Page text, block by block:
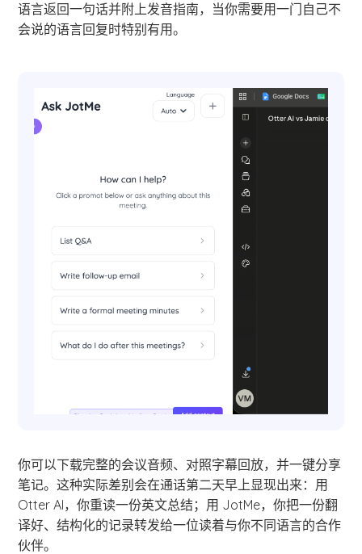
语言返回一句话并附上发音指南，当你需要用一门自己不
会说的语言回复时特别有用。
你可以下载完整的会议音频、对照字幕回放，并一键分享
笔记。这种实际差别会在通话第二天早上显现出来：用
Otter AI，你重读一份英文总结；用 JotMe，你把一份翻
译好、结构化的记录转发给一位读着与你不同语言的合作
伙伴。